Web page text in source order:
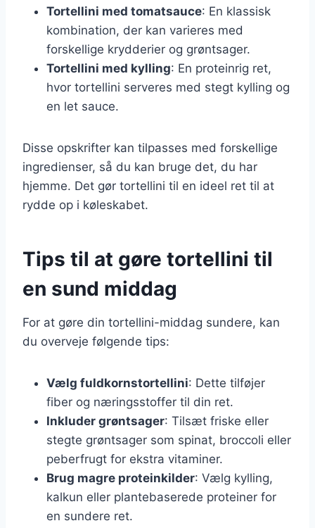
Tortellini med tomatsauce: En klassisk
kombination, der kan varieres med
forskellige krydderier og grøntsager.
Tortellini med kylling: En proteinrig ret,
hvor tortellini serveres med stegt kylling og
en let sauce.
Disse opskrifter kan tilpasses med forskellige
ingredienser, så du kan bruge det, du har
hjemme. Det gør tortellini til en ideel ret til at
rydde op i køleskabet.
Tips til at gøre tortellini til
en sund middag
For at gøre din tortellini-middag sundere, kan
du overveje følgende tips:
Vælg fuldkornstortellini: Dette tilføjer
fiber og næringsstoffer til din ret.
Inkluder grøntsager: Tilsæt friske eller
stegte grøntsager som spinat, broccoli eller
peberfrugt for ekstra vitaminer.
Brug magre proteinkilder: Vælg kylling,
kalkun eller plantebaserede proteiner for
en sundere ret.